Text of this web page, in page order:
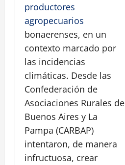
productores
agropecuarios
bonaerenses, en un
contexto marcado por
las incidencias
climáticas. Desde las
Confederación de
Asociaciones Rurales de
Buenos Aires y La
Pampa (CARBAP)
intentaron, de manera
infructuosa, crear